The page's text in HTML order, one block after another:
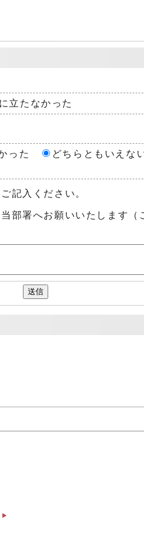
立たなかった
った どちらともいえな
記入ください。
部署へお願いいたします